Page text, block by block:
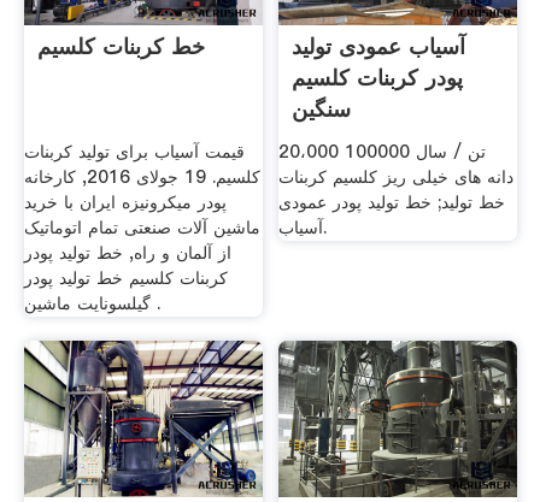
خط کربنات کلسیم
قیمت آسیاب برای تولید کربنات
کلسیم. 19 جولای 2016, کارخانه
پودر میکرونیزه ایران با خرید
ماشین آلات صنعتی تمام اتوماتیک
از آلمان و راه, خط تولید پودر
کربنات کلسیم خط تولید پودر
گیلسونایت ماشین .
آسیاب عمودی تولید
پودر کربنات کلسیم
سنگین
20،000 100000 تن / سال
دانه های خیلی ریز کلسیم کربنات
خط تولید; خط تولید پودر عمودی
آسیاب.